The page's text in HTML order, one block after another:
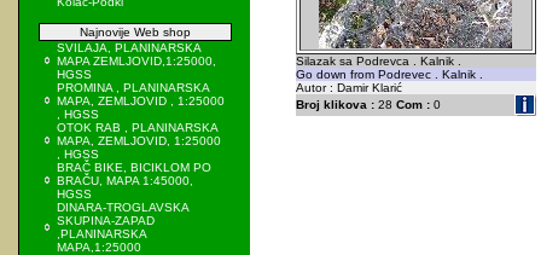
Najnovije Web shop
SVILAJA, PLANINARSKA
MAPA ZEMLJOVID,1:25000,
HGSS
PROMINA , PLANINARSKA
MAPA, ZEMLJOVID , 1:25000
, HGSS
OTOK RAB , PLANINARSKA
MAPA, ZEMLJOVID, 1:25000
, HGSS
BRAČ BIKE, BICIKLOM PO
BRAČU, MAPA 1:45000,
HGSS
DINARA-TROGLAVSKA
SKUPINA-ZAPAD
,PLANINARSKA
MAPA,1:25000
Silazak sa Podrevca . Kalnik .
Go down from Podrevec . Kalnik .
Autor : Damir Klarić
Broj klikova :28 Com :0